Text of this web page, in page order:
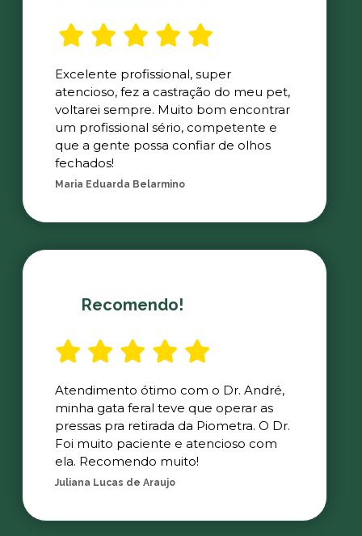
Excelente profissional, super
atencioso, fez a castração do meu pet,
voltarei sempre. Muito bom encontrar
um profissional sério, competente e
que a gente possa confiar de olhos
fechados!
Maria Eduarda Belarmino
Recomendo!
Atendimento ótimo com o Dr. André,
minha gata feral teve que operar as
pressas pra retirada da Piometra. O Dr.
Foi muito paciente e atencioso com
ela. Recomendo muito!
Juliana Lucas de Araujo